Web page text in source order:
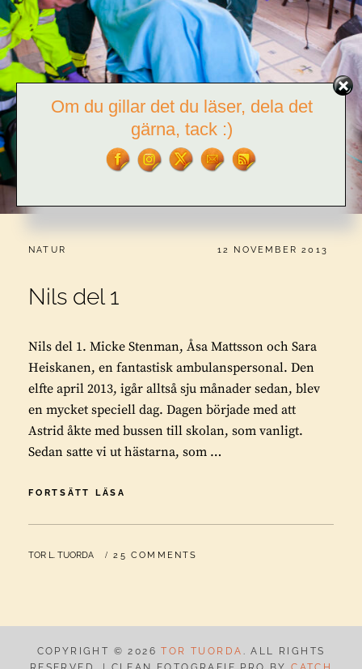
CATEGORIES:
NATUR PUBLICERAT
12 NOVEMBER 2013
Nils del 1
Nils del 1. Micke Stenman, Åsa Mattsson och Sara
Heiskanen, en fantastisk ambulanspersonal. Den
elfte april 2013, igår alltså sju månader sedan, blev
en mycket speciell dag. Dagen började med att
Astrid åkte med bussen till skolan, som vanligt.
Sedan satte vi ut hästarna, som …
FORTSÄTT LÄSA
1
BY
TOR L. TUORDA 25 COMMENTS
COPYRIGHT © 2026TOR TUORDA . ALL RIGHTS
Om du gillar det du läser, dela det
gärna, tack :)